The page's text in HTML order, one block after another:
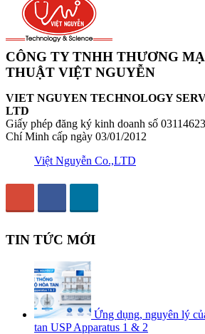
CÔNG TY TNHH THƯƠNG
THUẬT VIỆT NGUYỄN
VIET NGUYEN TECHNOLOGY
LTD
Giấy phép đăng ký kinh doanh số
Chí Minh cấp ngày 03/01/2012
Việt Nguyễn Co.,LTD
TIN TỨC MỚI
Ứng dụng, nguyên lý
tan USP Apparatus 1 & 2